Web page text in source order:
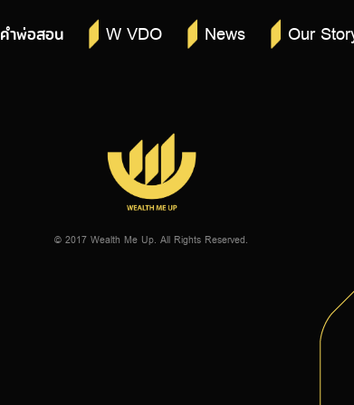
คำพ่อสอน W VDO News Our
© 2017 Wealth Me Up. All Rights Reserved.